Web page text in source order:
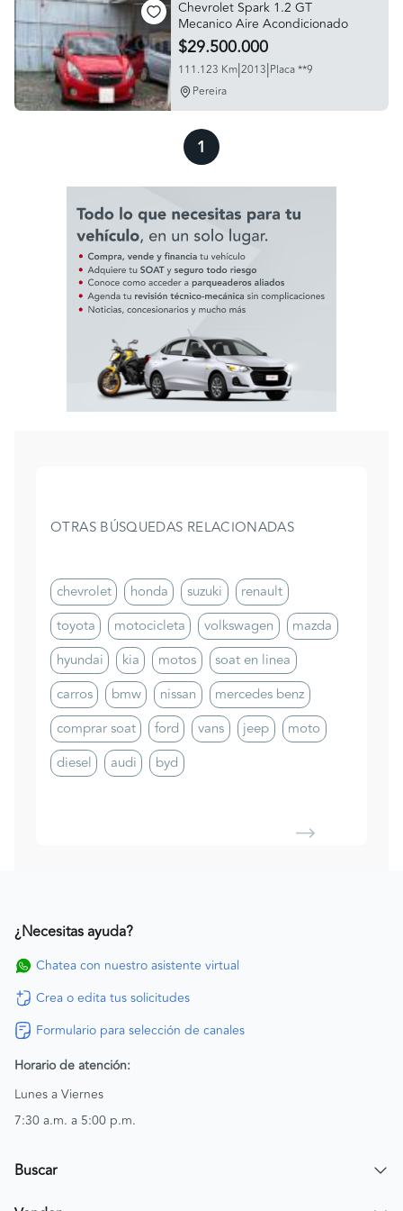
Chevrolet Spark 1.2 GT
Mecanico Aire Acondicionado
$29.500.000
111.123 Km|2013|Placa **9
Pereira
1
OTRAS BÚSQUEDAS RELACIONADAS
chevrolet honda suzuki
renault
toyota
motocicleta volkswagen
mazda
hyundai
kia motos
soat en linea
carros
bmw nissan
mercedes benz
comprar soat
ford vans jeep
moto
diesel
audi byd
¿Necesitas ayuda?
Chatea con nuestro asistente virtual
Crea o edita tus solicitudes
Formulario para selección de canales
Horario de atención:
Lunes a Viernes
7:30 a.m. a 5:00 p.m.
Buscar